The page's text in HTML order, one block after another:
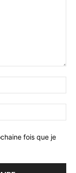
fois que je